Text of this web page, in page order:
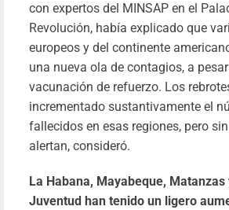
con expertos del MINSAP en el
Revolución, había explicado que
europeos y del continente
una nueva ola de contagios, a
vacunación de refuerzo. Los
incrementado sustantivamente el
fallecidos en esas regiones, pero
alertan, consideró.
La Habana, Mayabeque,
Juventud han tenido un ligero